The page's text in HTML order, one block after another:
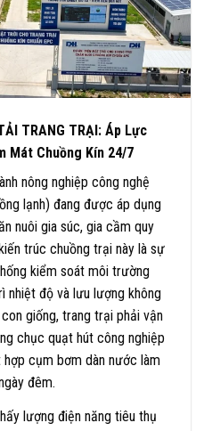
TRANG TRẠI: Áp Lực
Mát Chuồng Kín 24/7
nông nghiệp công nghệ
lạnh) đang được áp dụng
nuôi gia súc, gia cầm quy
trúc chuồng trại này là sự
kiểm soát môi trường
nhiệt độ và lưu lượng không
giống, trang trại phải vận
chục quạt hút công nghiệp
cụm bơm dàn nước làm
đêm.
lượng điện năng tiêu thụ